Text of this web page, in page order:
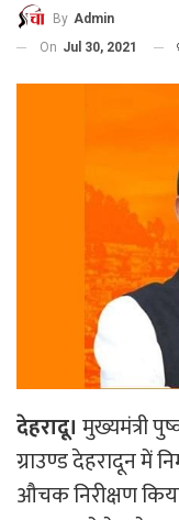
By Admin
On Jul 30, 2021
देहरादू। मुख्यमंत्री
ग्राउण्ड देहरादून में
औचक निरीक्षण